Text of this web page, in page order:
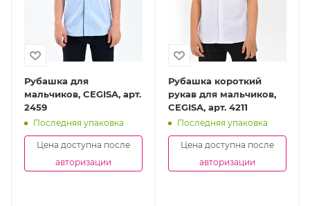
Рубашка для
мальчиков, CEGISA, арт.
2459
Последняя упаковка
Цена доступна после
авторизации
Рубашка короткий
рукав для мальчиков,
CEGISA, арт. 4211
Последняя упаковка
Цена доступна после
авторизации